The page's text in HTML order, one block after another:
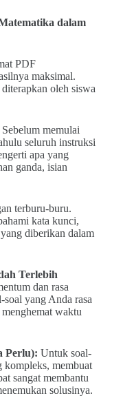
dalam
PDF
maksimal.
oleh siswa
Sebelum memulai
seluruh instruksi
apa yang
ganda, isian
terburu-buru.
kata kunci,
diberikan dalam
Terlebih
dan rasa
yang Anda rasa
waktu
Perlu): Untuk soal-
kompleks, membuat
sangat membantu
solusinya.